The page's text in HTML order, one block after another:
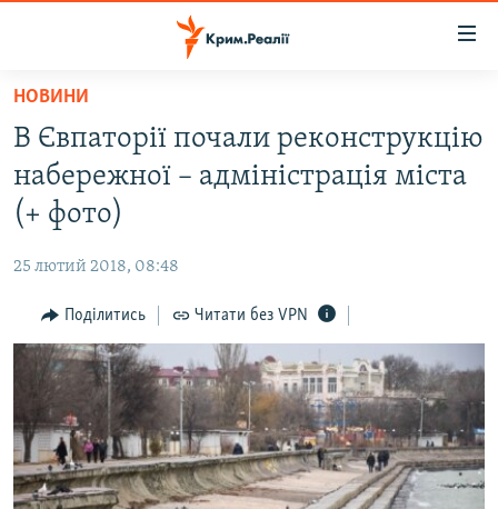
Перейти
основного
матеріалу
Перейти
до
основної
Перейти
до
пошуку
ВОДА.КРИМ
ВІДЕО ТА ФОТО
БЛОГИ
ПОГЛЯД
ІНТЕРВ'Ю
ВСЕ ЗА ДЕНЬ
СПЕЦПРОЕКТИ
ДЕПОРТАЦІЯ
ЯК ОБІЙТИ БЛОКУВАННЯ
НОВИНИ
В Євпаторії почали реконструкцію
набережної – адміністрація міста
(+ фото)
25 лютий 2018, 08:48
Поділитись Читати без VPN